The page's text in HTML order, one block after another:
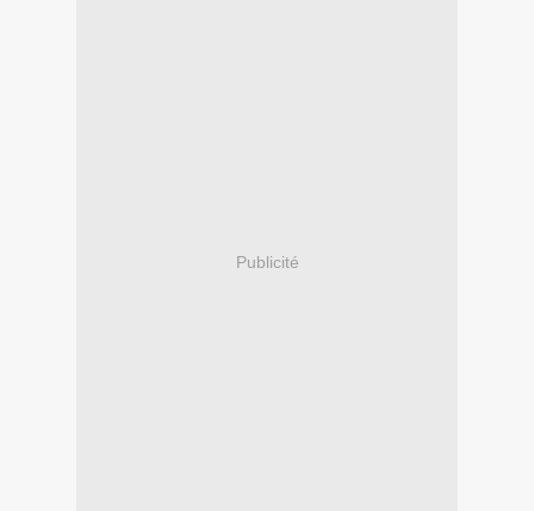
Publicité